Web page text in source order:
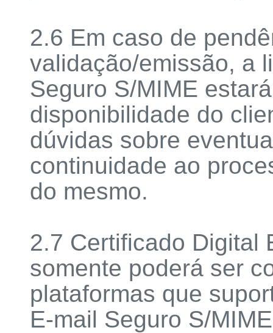
2.6 Em caso de
validação/emissão, a
Seguro S/MIME
disponibilidade do
dúvidas sobre
continuidade ao
do mesmo.
2.7 Certificado Digital
somente poderá ser
plataformas que
E-mail Seguro S/